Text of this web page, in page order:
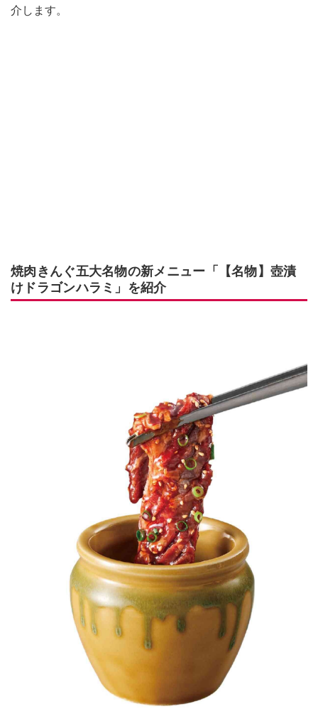
介します。
焼肉きんぐ五大名物の新メニュー「【名物】壺漬
けドラゴンハラミ」を紹介